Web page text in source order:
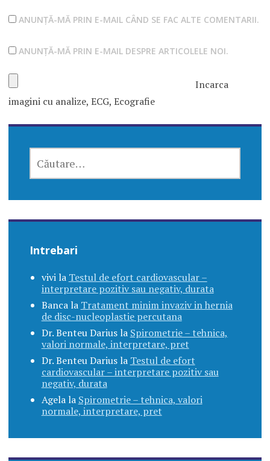
ANUNȚĂ-MĂ PRIN E-MAIL CÂND SE FAC ALTE COMENTARII.
ANUNȚĂ-MĂ PRIN E-MAIL DESPRE ARTICOLELE NOI.
Incarca
imagini cu analize, ECG, Ecografie
DUPĂ:
Intrebari
vivila Testul de efort cardiovascular –
interpretare pozitiv sau negativ, durata
Bancala Tratament minim invaziv in hernia
de disc-nucleoplastie percutana
Dr. Benteu Dariusla Spirometrie – tehnica,
valori normale, interpretare, pret
Dr. Benteu Dariusla Testul de efort
cardiovascular – interpretare pozitiv sau
negativ, durata
Agelala Spirometrie – tehnica, valori
normale, interpretare, pret